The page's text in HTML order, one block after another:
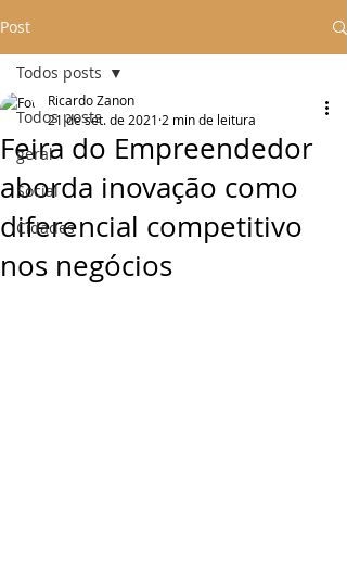
Post
Todos posts
geral
Social
Cidades
Todos posts
Feira do Empreendedor
aborda inovação como
diferencial competitivo
nos negócios
Ricardo Zanon
21 de set. de 2021 2 min de leitura